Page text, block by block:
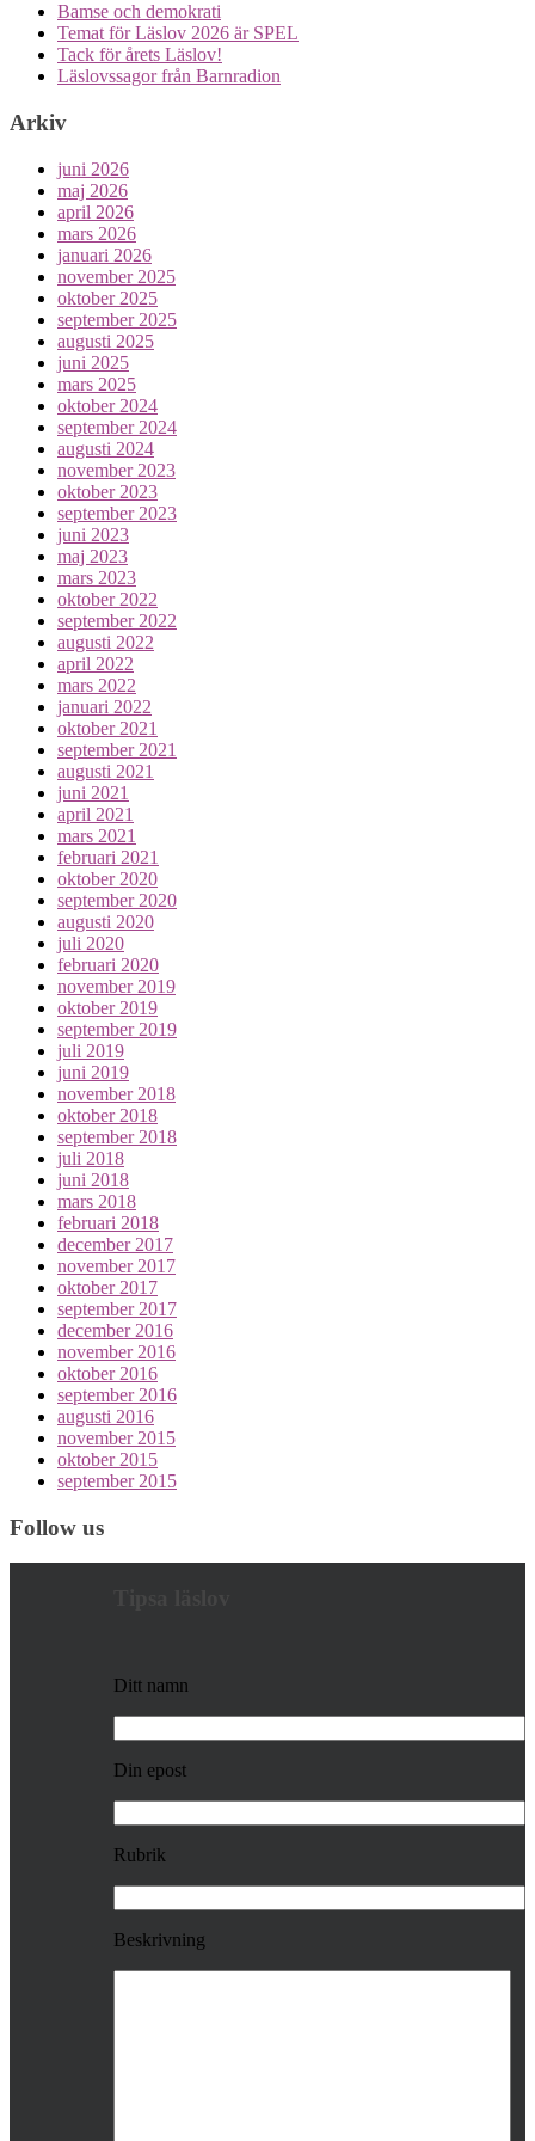
Bamse och demokrati
Temat för Läslov 2026 är SPEL
Tack för årets Läslov!
Läslovssagor från Barnradion
Arkiv
juni 2026
maj 2026
april 2026
mars 2026
januari 2026
november 2025
oktober 2025
september 2025
augusti 2025
juni 2025
mars 2025
oktober 2024
september 2024
augusti 2024
november 2023
oktober 2023
september 2023
juni 2023
maj 2023
mars 2023
oktober 2022
september 2022
augusti 2022
april 2022
mars 2022
januari 2022
oktober 2021
september 2021
augusti 2021
juni 2021
april 2021
mars 2021
februari 2021
oktober 2020
september 2020
augusti 2020
juli 2020
februari 2020
november 2019
oktober 2019
september 2019
juli 2019
juni 2019
november 2018
oktober 2018
september 2018
juli 2018
juni 2018
mars 2018
februari 2018
december 2017
november 2017
oktober 2017
september 2017
december 2016
november 2016
oktober 2016
september 2016
augusti 2016
november 2015
oktober 2015
september 2015
Follow us
Ditt namn
Din epost
Rubrik
Beskrivning